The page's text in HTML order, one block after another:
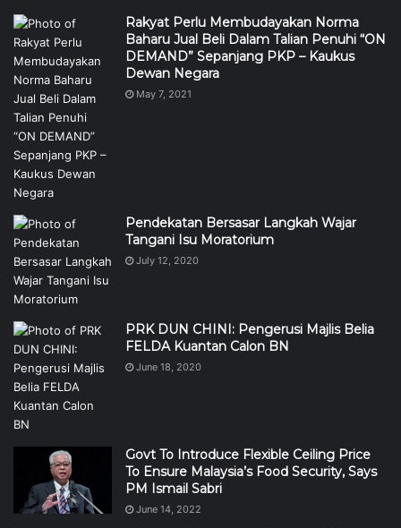
Rakyat Perlu Membudayakan Norma
Baharu Jual Beli Dalam Talian Penuhi “ON
DEMAND” Sepanjang PKP – Kaukus
Dewan Negara
May 7, 2021
Pendekatan Bersasar Langkah Wajar
Tangani Isu Moratorium
July 12, 2020
PRK DUN CHINI: Pengerusi Majlis Belia
FELDA Kuantan Calon BN
June 18, 2020
Govt To Introduce Flexible Ceiling Price
To Ensure Malaysia’s Food Security, Says
PM Ismail Sabri
June 14, 2022